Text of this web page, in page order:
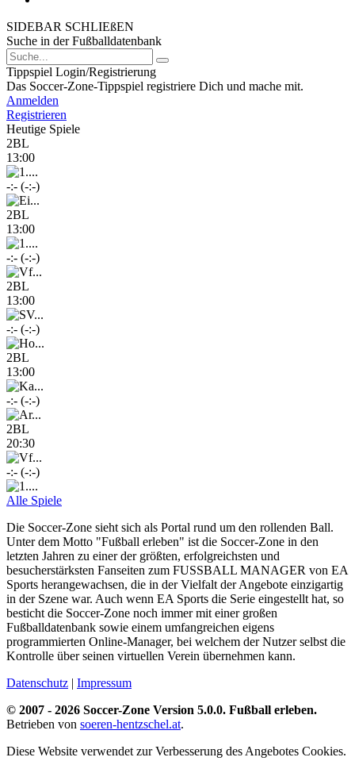
SIDEBAR SCHLIEßEN
Suche in der Fußballdatenbank
Tippspiel Login/Registrierung
Das Soccer-Zone-Tippspiel registriere Dich und mache mit.
Anmelden
Registrieren
Heutige Spiele
2BL
13:00
-:- (-:-)
2BL
13:00
-:- (-:-)
2BL
13:00
-:- (-:-)
2BL
13:00
-:- (-:-)
2BL
20:30
-:- (-:-)
Alle Spiele
Die Soccer-Zone sieht sich als Portal rund um den rollenden Ball.
Unter dem Motto "Fußball erleben" ist die Soccer-Zone in den
letzten Jahren zu einer der größten, erfolgreichsten und
besucherstärksten Fanseiten zum FUSSBALL MANAGER von EA
Sports herangewachsen, die in der Vielfalt der Angebote einzigartig
in der Szene war. Auch wenn EA Sports die Serie eingestellt hat, so
besticht die Soccer-Zone noch immer mit einer großen
Fußballdatenbank sowie einem umfangreichen eigens
programmierten Online-Manager, bei welchem der Nutzer selbst die
Kontrolle über seinen virtuellen Verein übernehmen kann.
Datenschutz | Impressum
© 2007 - 2026 Soccer-Zone Version 5.0.0. Fußball erleben.
Betrieben von soeren-hentzschel.at.
Diese Website verwendet zur Verbesserung des Angebotes Cookies.